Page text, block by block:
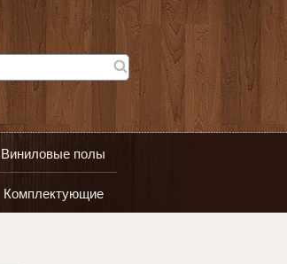
Виниловые полы
Комплектующие